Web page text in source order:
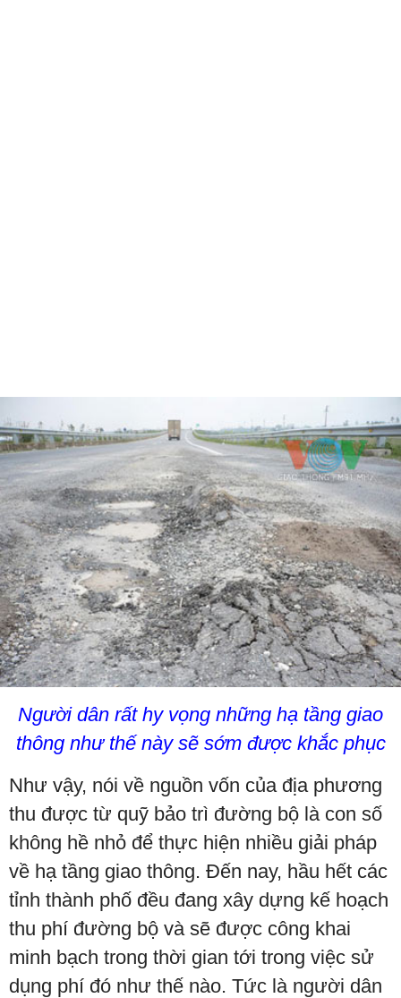
Người dân rất hy vọng những hạ tầng giao
thông như thế này sẽ sớm được khắc phục
Như vậy, nói về nguồn vốn của địa phương
thu được từ quỹ bảo trì đường bộ là con số
không hề nhỏ để thực hiện nhiều giải pháp
về hạ tầng giao thông. Đến nay, hầu hết các
tỉnh thành phố đều đang xây dựng kế hoạch
thu phí đường bộ và sẽ được công khai
minh bạch trong thời gian tới trong việc sử
dụng phí đó như thế nào. Tức là người dân